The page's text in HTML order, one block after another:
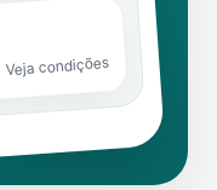
Veja condições